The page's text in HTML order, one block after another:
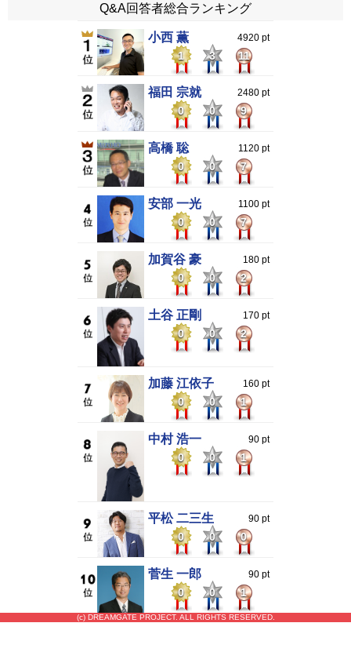
Q&A回答者総合ランキング
小西 薫 4920 pt
1 3 11
福田 宗就 2480 pt
0 0 9
高橋 聡 1120 pt
0 0 7
安部 一光 1100 pt
0 0 7
加賀谷 豪 180 pt
0 0 2
土谷 正剛 170 pt
0 0 2
加藤 江依子 160 pt
0 0 1
中村 浩一 90 pt
0 0 1
平松 二三生 90 pt
0 0 0
菅生 一郎 90 pt
0 0 1
(c) DREAMGATE PROJECT. ALL RIGHTS RESERVED.